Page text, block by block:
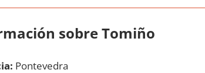
sobre Tomiño
Pontevedra